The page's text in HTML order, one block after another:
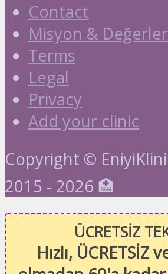
Contact
Misyon & Değerler
Terms
Legal
Privacy
Add your clinic
Copyright ©
2015 - 2026 🏥
ÜCRETSİZ
Hızlı, ÜCRETSİZ